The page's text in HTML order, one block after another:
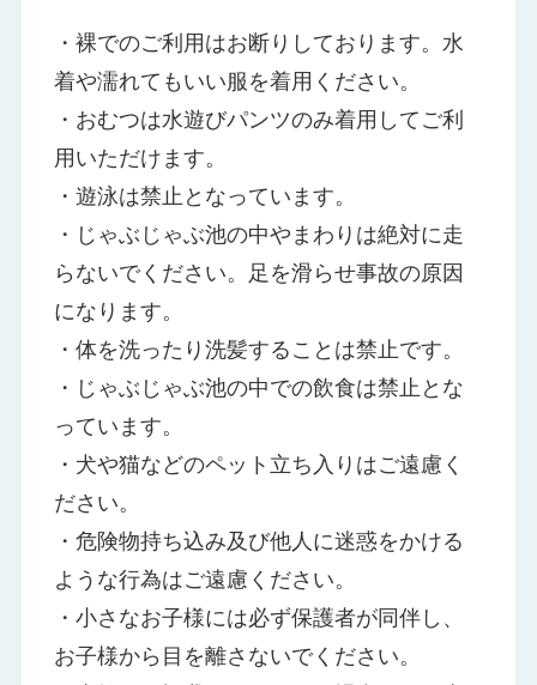
・裸でのご利用はお断りしております。水
着や濡れてもいい服を着用ください。
・おむつは水遊びパンツのみ着用してご利
用いただけます。
・遊泳は禁止となっています。
・じゃぶじゃぶ池の中やまわりは絶対に走
らないでください。足を滑らせ事故の原因
になります。
・体を洗ったり洗髪することは禁止です。
・じゃぶじゃぶ池の中での飲食は禁止とな
っています。
・犬や猫などのペット立ち入りはご遠慮く
ださい。
・危険物持ち込み及び他人に迷惑をかける
ような行為はご遠慮ください。
・小さなお子様には必ず保護者が同伴し、
お子様から目を離さないでください。